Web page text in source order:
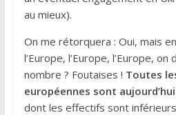
au mieux).
On me rétorquera : Oui, mais
l’Europe, l’Europe, l’Europe,
nombre ? Foutaises ! Toutes
européennes sont
dont les effectifs sont